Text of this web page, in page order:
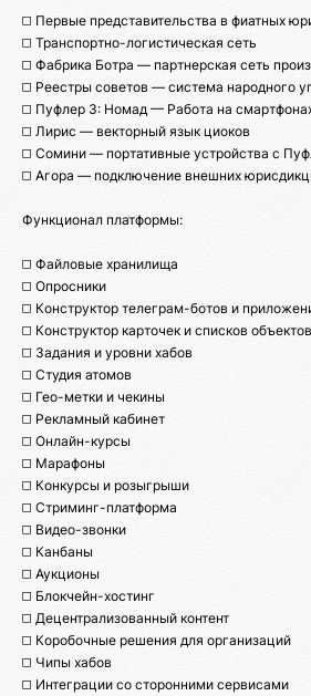
◻️ Первые представительства в фиатных
◻️ Транспортно-логистическая сеть
◻️ Фабрика Ботра — партнерская сеть
◻️ Реестры советов — система народного
◻️ Пуфлер 3: Номад — Работа на
◻️ Лирис — векторный язык циоков
◻️ Сомини — портативные устройства с
◻️ Агора — подключение внешних
Функционал платформы:
◻️ Файловые хранилища
◻️ Опросники
◻️ Конструктор телеграм-ботов и
◻️ Конструктор карточек и списков объектов
◻️ Задания и уровни хабов
◻️ Студия атомов
◻️ Гео-метки и чекины
◻️ Рекламный кабинет
◻️ Онлайн-курсы
◻️ Марафоны
◻️ Конкурсы и розыгрыши
◻️ Стриминг-платформа
◻️ Видео-звонки
◻️ Канбаны
◻️ Аукционы
◻️ Блокчейн-хостинг
◻️ Децентрализованный контент
◻️ Коробочные решения для организаций
◻️ Чипы хабов
◻️ Интеграции со сторонними сервисами